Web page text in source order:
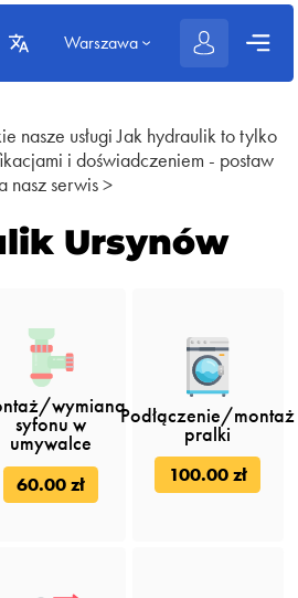
Warszawa
nasze usługi Jak hydraulik to tylko
i doświadczeniem - postaw
nasz serwis>
Ursynów
wymiana
syfonu w
umywalce
60.00 zł
Podłączenie/montaż
pralki
100.00 zł